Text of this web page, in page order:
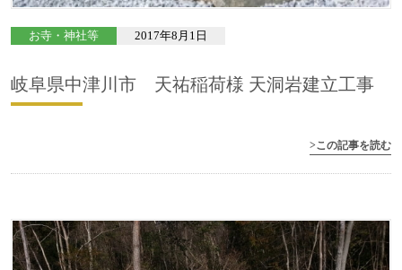
お寺・神社等 2017年8月1日
岐阜県中津川市 天祐稲荷様 天洞岩建立工事
>この記事を読む